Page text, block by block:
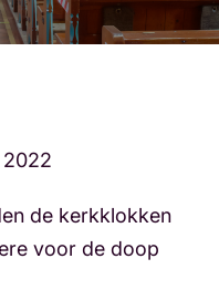
2022
de kerkklokken
voor de doop